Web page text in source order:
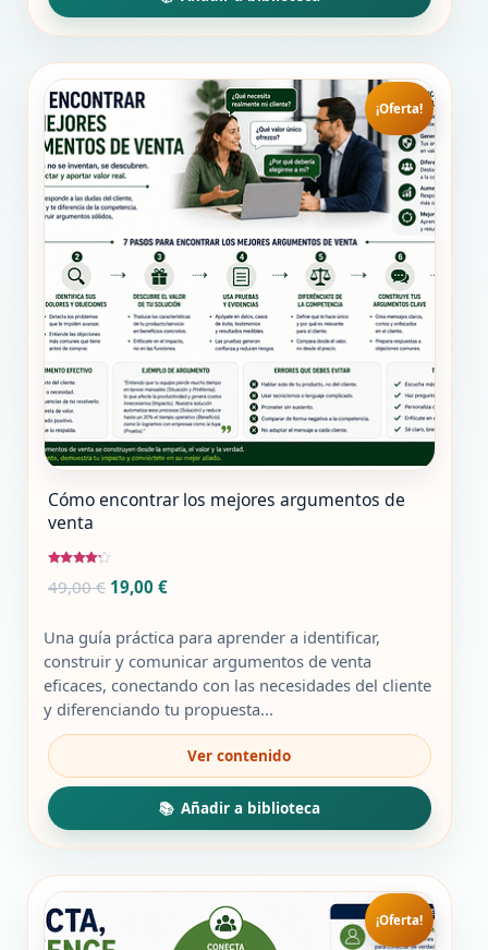
¡Oferta!
Cómo encontrar los mejores argumentos de
venta
con
4.00
49,00€ El
original
era:
49,00 €.
19,00 €El
actual
es:
19,00 €.
Una guía práctica para aprender a identificar,
construir y comunicar argumentos de venta
eficaces, conectando con las necesidades del cliente
y diferenciando tu propuesta...
¡Oferta!